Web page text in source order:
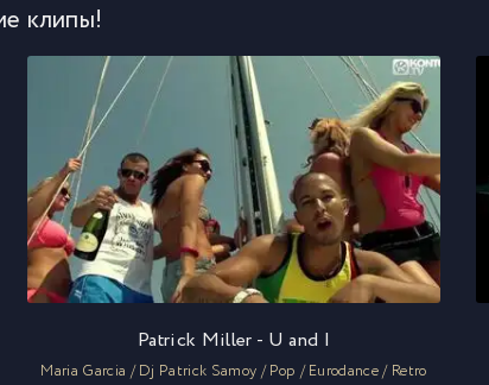
клипы!
Patrick Miller - U and I
Maria Garcia / Dj Patrick Samoy / Pop / Eurodance / Retro